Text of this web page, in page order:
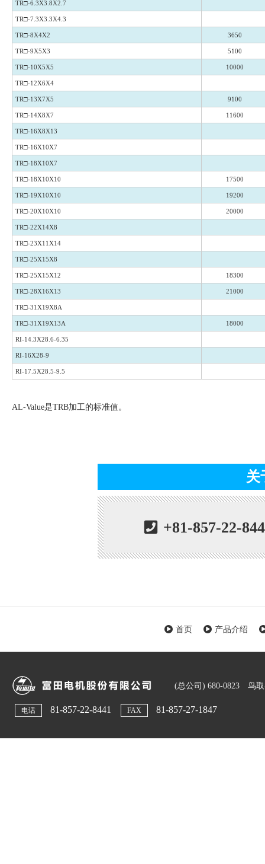
TR□-6.3X3.8X2.7
TR□-7.3X3.3X4.3
TR□-8X4X2 3650
TR□-9X5X3 5100
TR□-10X5X5 10000
TR□-12X6X4
TR□-13X7X5 9100
TR□-14X8X7 11600
TR□-16X8X13
TR□-16X10X7
TR□-18X10X7
TR□-18X10X10 17500
TR□-19X10X10 19200
TR□-20X10X10 20000
TR□-22X14X8
TR□-23X11X14
TR□-25X15X8
TR□-25X15X12 18300
TR□-28X16X13 21000
TR□-31X19X8A
TR□-31X19X13A 18000
RI-14.3X28.6-6.35
RI-16X28-9
RI-17.5X28.5-9.5
AL-Value是TRB加工的标准值。
关
+81-857-22-
首页 产品介绍
(总公司) 680-0823 鸟取
电话 81-857-22-8441 FAX 81-857-27-1847